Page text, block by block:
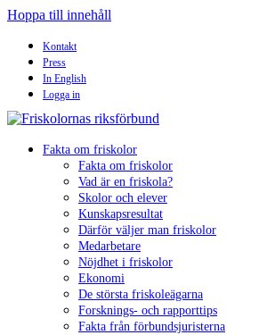
Hoppa till innehåll
Kontakt
Press
In English
Logga in
Fakta om friskolor
Fakta om friskolor
Vad är en friskola?
Skolor och elever
Kunskapsresultat
Därför väljer man friskolor
Medarbetare
Nöjdhet i friskolor
Ekonomi
De största friskoleägarna
Forsknings- och rapporttips
Fakta från förbundsjuristerna